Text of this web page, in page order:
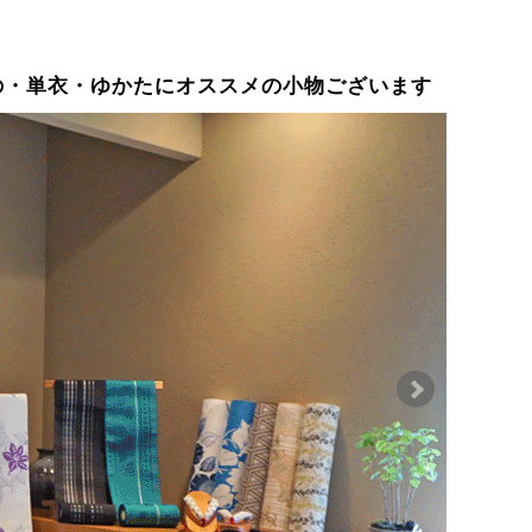
単衣・ゆかたにオススメの小物ございます